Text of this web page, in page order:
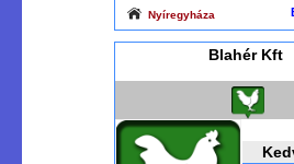
Nyíregyháza
Blahér Kft